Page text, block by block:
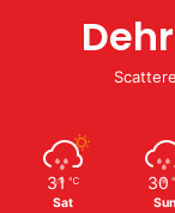
31 ℃
Sat
30
Sun